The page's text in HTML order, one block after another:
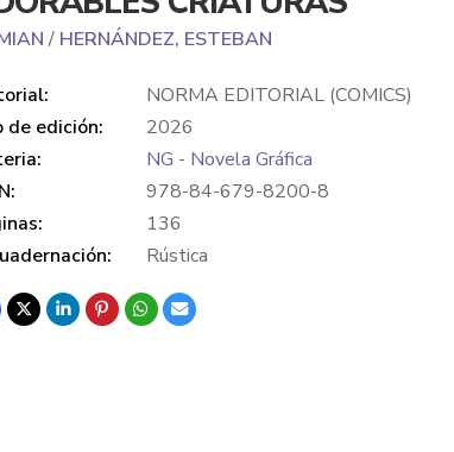
/ HERNÁNDEZ, ESTEBAN
NORMA EDITORIAL (COMICS)
de edición:
2026
NG - Novela Gráfica
978-84-679-8200-8
136
Rústica